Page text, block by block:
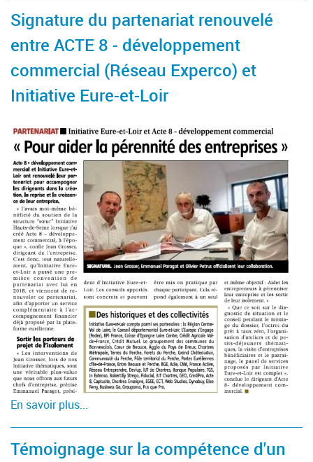
Signature du partenariat renouvelé
entre ACTE 8 - développement
commercial (Réseau Experco) et
Initiative Eure-et-Loir
En savoir plus...
Témoignage sur la compétence d'un